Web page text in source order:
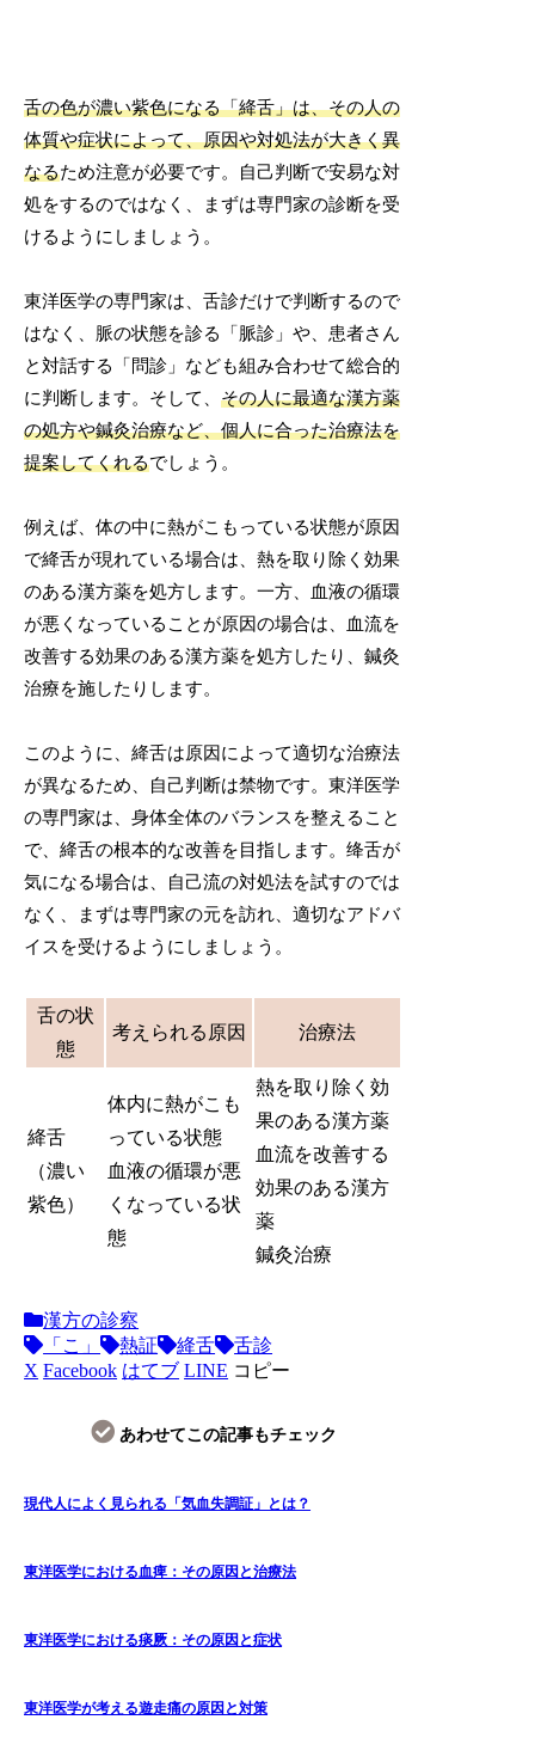
舌の色が濃い紫色になる「絳舌」は、その人の
体質や症状によって、原因や対処法が大きく異
なるため注意が必要です。自己判断で安易な対
処をするのではなく、まずは専門家の診断を受
けるようにしましょう。
東洋医学の専門家は、舌診だけで判断するので
はなく、脈の状態を診る「脈診」や、患者さん
と対話する「問診」なども組み合わせて総合的
に判断します。そして、その人に最適な漢方薬
の処方や鍼灸治療など、個人に合った治療法を
提案してくれるでしょう。
例えば、体の中に熱がこもっている状態が原因
で絳舌が現れている場合は、熱を取り除く効果
のある漢方薬を処方します。一方、血液の循環
が悪くなっていることが原因の場合は、血流を
改善する効果のある漢方薬を処方したり、鍼灸
治療を施したりします。
このように、絳舌は原因によって適切な治療法
が異なるため、自己判断は禁物です。東洋医学
の専門家は、身体全体のバランスを整えること
で、絳舌の根本的な改善を目指します。绛舌が
気になる場合は、自己流の対処法を試すのでは
なく、まずは専門家の元を訪れ、適切なアドバ
イスを受けるようにしましょう。
舌の状
態
考えられる原因 治療法
絳舌
（濃い
紫色）
体内に熱がこも
っている状態
血液の循環が悪
くなっている状
態
熱を取り除く効
果のある漢方薬
血流を改善する
効果のある漢方
薬
鍼灸治療
漢方の診察
「こ」
熱証 絳舌
舌診
X Facebook はてブ LINE コピー
あわせてこの記事もチェック
現代人によく見られる「気血失調証」とは？
東洋医学における血痺：その原因と治療法
東洋医学における痰厥：その原因と症状
東洋医学が考える遊走痛の原因と対策